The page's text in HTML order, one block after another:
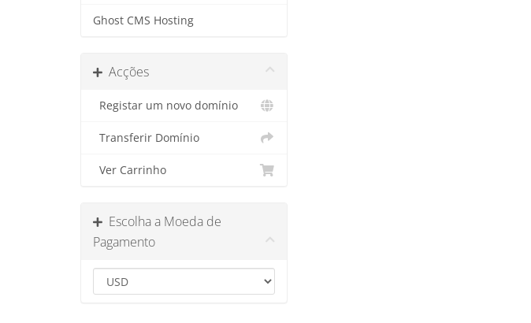
Ghost CMS Hosting
Acções
Registar um novo domínio
Transferir Domínio
Ver Carrinho
Escolha a Moeda de
Pagamento